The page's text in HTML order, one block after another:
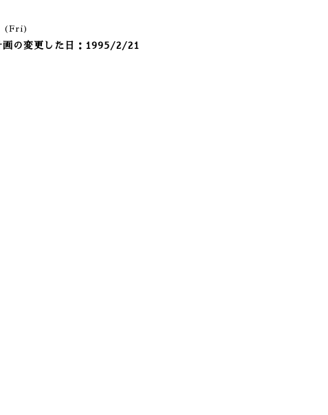
(Fri)
画の変更した日：1995/2/21